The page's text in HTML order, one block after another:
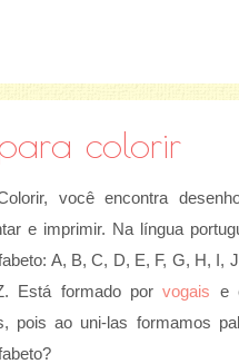
colorir
você encontra
e imprimir. Na língua
A, B, C, D, E, F, G, H, I,
Está formado porvogais e
pois ao uni-las formamos